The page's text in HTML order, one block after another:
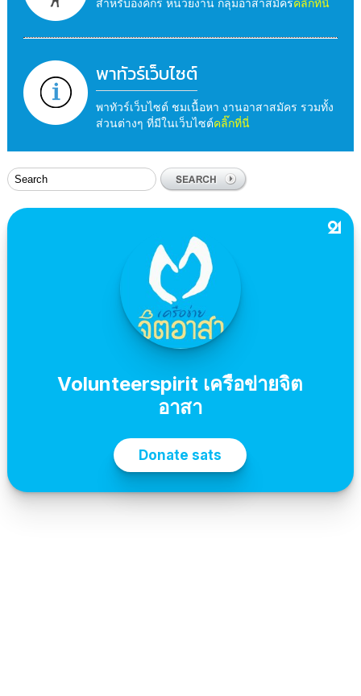
พาทัวร์เว็บไซต์
พาทัวร์เว็บไซต์ ชมเนื้อหา งานอาสาสมัคร รวมทั้ง
ส่วนต่างๆ ที่มีในเว็บไซต์คลิ๊กที่นี่